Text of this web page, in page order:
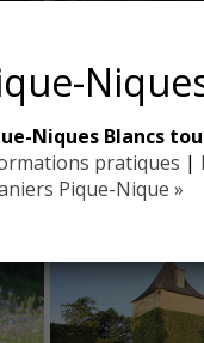
Niques Blancs
pratiques |
Pique-Nique »